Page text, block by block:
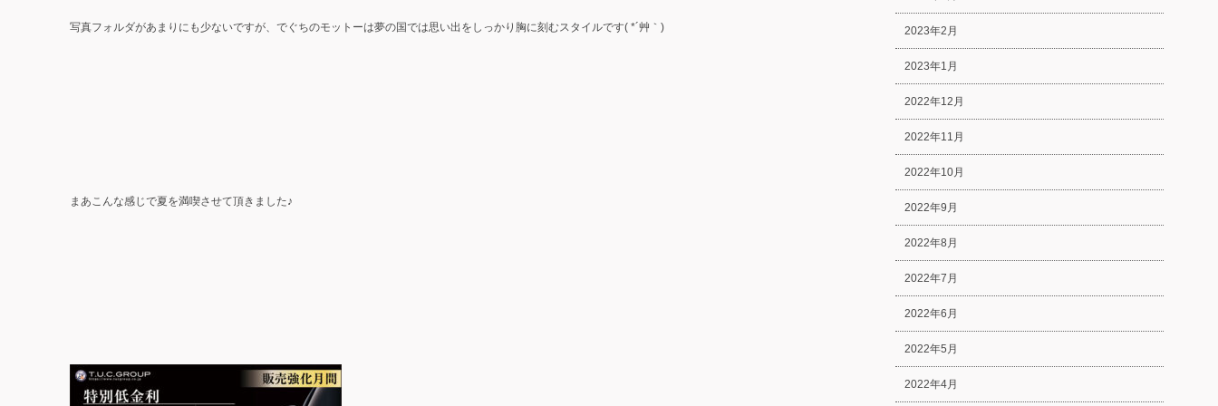
写真フォルダがあまりにも少ないですが、でぐちのモットーは夢の国では思い出をしっかり胸に刻むスタイルです( *´艸｀)
まあこんな感じで夏を満喫させて頂きました♪
2023年2月
2023年1月
2022年12月
2022年11月
2022年10月
2022年9月
2022年8月
2022年7月
2022年6月
2022年5月
2022年4月